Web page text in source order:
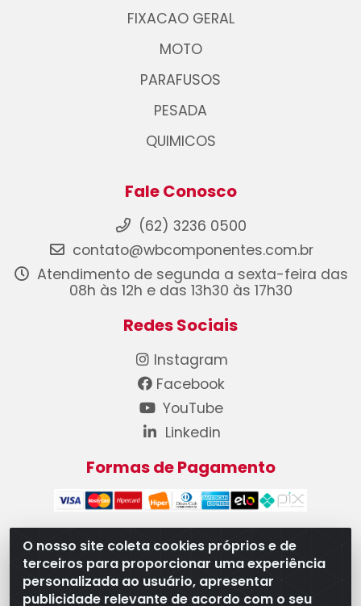
O nosso site coleta cookies próprios e de
terceiros para proporcionar uma experiência
personalizada ao usuário, apresentar
publicidade relevante de acordo com o seu
FIXACAO GERAL
MOTO
PARAFUSOS
PESADA
QUIMICOS
Fale Conosco
(62) 3236 0500
contato@wbcomponentes.com.br
Atendimento de segunda a sexta-feira das
08h às 12h e das 13h30 às 17h30
Redes Sociais
Instagram
Facebook
YouTube
Linkedin
Formas de Pagamento
WB Componentes Automotivos LTDA - CNPJ
08.528.393/0001-12 - Rua do Níquel, 667 - Parque
Oeste Industrial, Goiânia/GO - CEP 74375-660